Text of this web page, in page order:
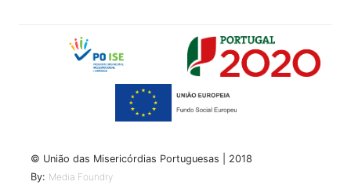
© União das Misericórdias Portuguesas | 2018
By: Media Foundry